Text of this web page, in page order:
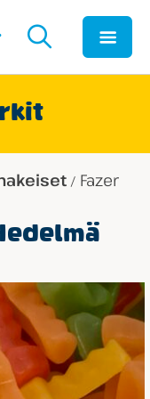
/ Fazer